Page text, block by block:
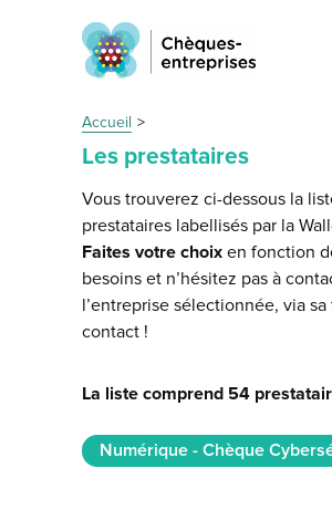
Accueil
Les prestataires
Vous trouverez ci-dessous la
prestataires labellisés par la
Faites votre choix en fonction
besoins et n’hésitez pas à
l’entreprise sélectionnée, via
contact !
La liste comprend 54
Numérique - Chèque